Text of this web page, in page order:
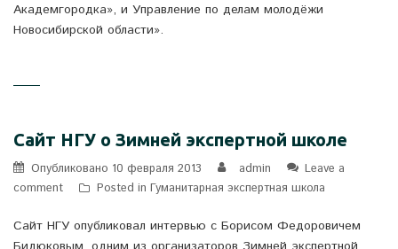
Академгородка», и Управление по делам молодёжи
Новосибирской области».
Сайт НГУ о Зимней экспертной школе
Опубликовано 10 февраля 2013 admin
Leave a
comment
Posted in Гуманитарная экспертная школа
Сайт НГУ опубликовал интервью с Борисом Федоровичем